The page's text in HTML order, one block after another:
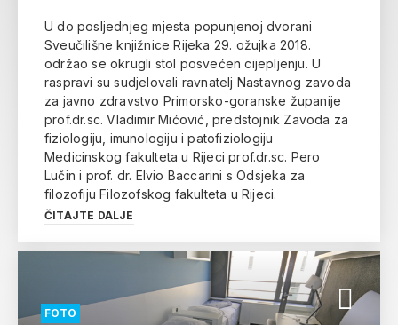
U do posljednjeg mjesta popunjenoj dvorani
Sveučilišne knjižnice Rijeka 29. ožujka 2018.
održao se okrugli stol posvećen cijepljenju. U
raspravi su sudjelovali ravnatelj Nastavnog zavoda
za javno zdravstvo Primorsko-goranske županije
prof.dr.sc. Vladimir Mićović, predstojnik Zavoda za
fiziologiju, imunologiju i patofiziologiju
Medicinskog fakulteta u Rijeci prof.dr.sc. Pero
Lučin i prof. dr. Elvio Baccarini s Odsjeka za
filozofiju Filozofskog fakulteta u Rijeci.
ČITAJTE DALJE
FOTO